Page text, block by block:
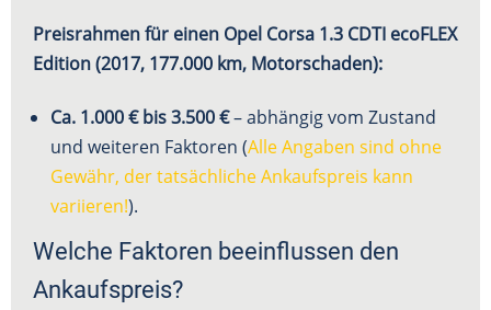
Preisrahmen für einen Opel Corsa 1.3 CDTI ecoFLEX
Edition (2017, 177.000 km, Motorschaden):
Ca. 1.000 € bis 3.500 €– abhängig vom Zustand
und weiteren Faktoren (Alle Angaben sind ohne
Gewähr, der tatsächliche Ankaufspreis kann
variieren!).
Welche Faktoren beeinflussen den
Ankaufspreis?